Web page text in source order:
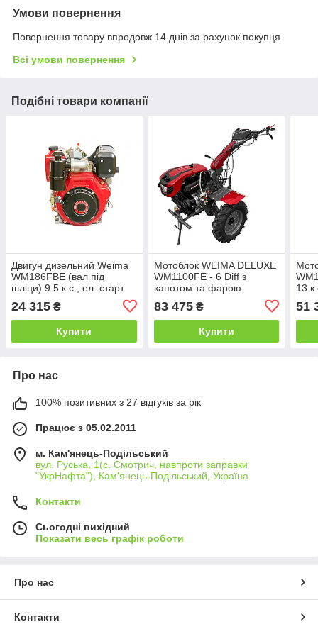
Умови повернення
Повернення товару впродовж 14 днів за рахунок покупця
Всі умови повернення
Подібні товари компанії
Двигун дизельний Weima
WM186FBE (вал під
шліци) 9.5 к.с., ел. старт.
WM1100ВЕ)
24 315 ₴
Купити
Мотоблок WEIMA DELUXE
WM1100FE - 6 Diff з
капотом та фарою
(бензин 16 к.с., ел.старт.,
КПП 4+2 скор, 5,00-12)
83 475₴
Купити
13
51
Про нас
100% позитивних з 27 відгуків за рік
Працює з 05.02.2011
м. Кам'янець-Подільський
вул. Руська, 1(с. Смотрич, навпроти заправки
"УкрНафта"), Кам'янець-Подільський, Україна
Контакти
Сьогодні вихідний
Показати весь графік роботи
Про нас
Контакти